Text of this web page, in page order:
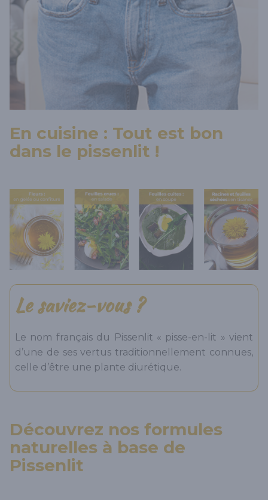
En cuisine : Tout est bon
dans le pissenlit !
Le saviez-vous ?
Le nom français du Pissenlit « pisse-en-lit » vient
d’une de ses vertus traditionnellement connues,
celle d’être une plante diurétique.
Découvrez nos formules
naturelles à base de
Pissenlit